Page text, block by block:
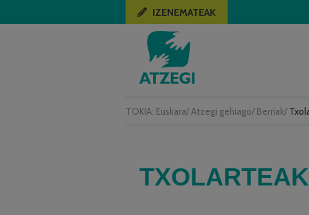
TOKIA: Euskara/ Atzegi gehiago/ Berriak/
IZENEMATEAK